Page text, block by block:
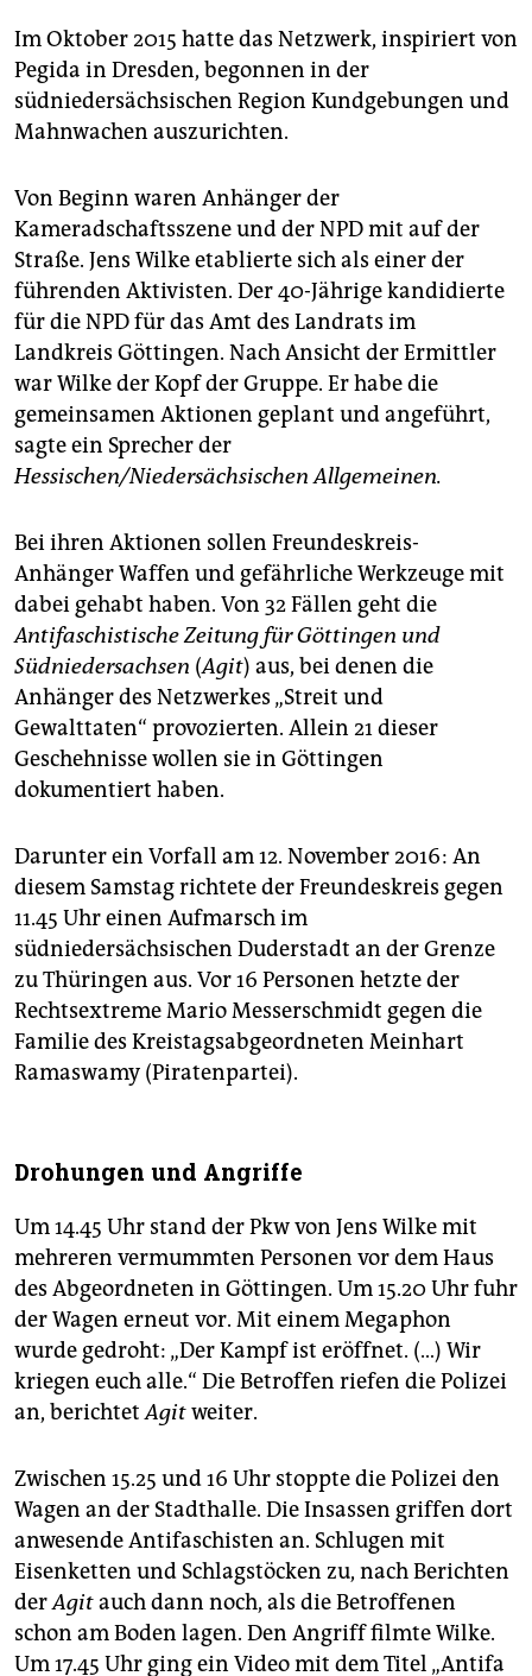
Im Oktober 2015 hatte das Netzwerk, inspiriert von
Pegida in Dresden, begonnen in der
südniedersächsischen Region Kundgebungen und
Mahnwachen auszurichten.
Von Beginn waren Anhänger der
Kameradschaftsszene und der NPD mit auf der
Straße. Jens Wilke etablierte sich als einer der
führenden Aktivisten. Der 40-Jährige kandidierte
für die NPD für das Amt des Landrats im
Landkreis Göttingen. Nach Ansicht der Ermittler
war Wilke der Kopf der Gruppe. Er habe die
gemeinsamen Aktionen geplant und angeführt,
sagte ein Sprecher der
Hessischen/Niedersächsischen Allgemeinen.
Bei ihren Aktionen sollen Freundeskreis-
Anhänger Waffen und gefährliche Werkzeuge mit
dabei gehabt haben. Von 32 Fällen geht die
Antifaschistische Zeitung für Göttingen und
Südniedersachsen (Agit) aus, bei denen die
Anhänger des Netzwerkes „Streit und
Gewalttaten“ provozierten. Allein 21 dieser
Geschehnisse wollen sie in Göttingen
dokumentiert haben.
Darunter ein Vorfall am 12. November 2016: An
diesem Samstag richtete der Freundeskreis gegen
11.45 Uhr einen Aufmarsch im
südniedersächsischen Duderstadt an der Grenze
zu Thüringen aus. Vor 16 Personen hetzte der
Rechtsextreme Mario Messerschmidt gegen die
Familie des Kreistagsabgeordneten Meinhart
Ramaswamy (Piratenpartei).
Drohungen und Angriffe
Um 14.45 Uhr stand der Pkw von Jens Wilke mit
mehreren vermummten Personen vor dem Haus
des Abgeordneten in Göttingen. Um 15.20 Uhr fuhr
der Wagen erneut vor. Mit einem Megaphon
wurde gedroht: „Der Kampf ist eröffnet. (…) Wir
kriegen euch alle.“ Die Betroffen riefen die Polizei
an, berichtetAgitweiter.
Zwischen 15.25 und 16 Uhr stoppte die Polizei den
Wagen an der Stadthalle. Die Insassen griffen dort
anwesende Antifaschisten an. Schlugen mit
Eisenketten und Schlagstöcken zu, nach Berichten
derAgitauch dann noch, als die Betroffenen
schon am Boden lagen. Den Angriff filmte Wilke.
Um 17.45 Uhr ging ein Video mit dem Titel „Antifa